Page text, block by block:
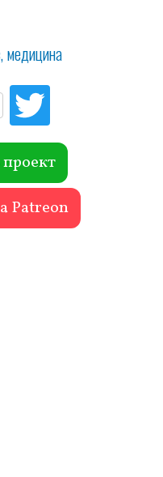
медицина
r
Patreon